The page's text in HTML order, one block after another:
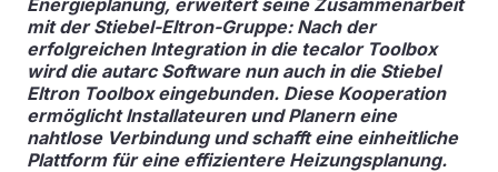
Energieplanung, erweitert seine Zusammenarbeit
mit der Stiebel-Eltron-Gruppe: Nach der
erfolgreichen Integration in die tecalor Toolbox
wird die autarc Software nun auch in die Stiebel
Eltron Toolbox eingebunden. Diese Kooperation
ermöglicht Installateuren und Planern eine
nahtlose Verbindung und schafft eine einheitliche
Plattform für eine effizientere Heizungsplanung.